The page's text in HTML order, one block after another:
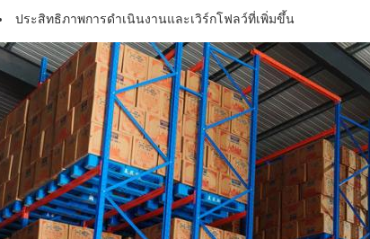
ประสิทธิภาพการดำเนินงานและเวิร์กโฟลว์ที่เพิ่มขึ้น